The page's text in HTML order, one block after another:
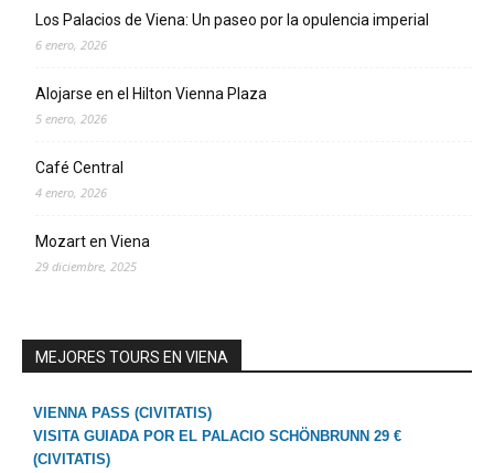
Los Palacios de Viena: Un paseo por la opulencia imperial
6 enero, 2026
Alojarse en el Hilton Vienna Plaza
5 enero, 2026
Café Central
4 enero, 2026
Mozart en Viena
29 diciembre, 2025
MEJORES TOURS EN VIENA
VIENNA PASS (CIVITATIS)
VISITA GUIADA POR EL PALACIO SCHÖNBRUNN 29 €
(CIVITATIS)